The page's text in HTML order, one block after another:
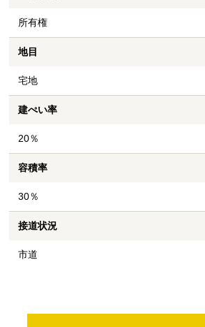
所有権
地目
宅地
建ぺい率
20％
容積率
30％
接道状況
市道